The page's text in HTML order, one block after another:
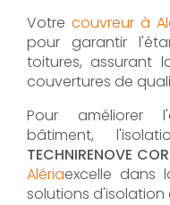
Votre couvreur à
pour garantir
toitures, assurant
couvertures de
Pour améliorer
bâtiment,
TECHNIRENOVE
Alériaexcelle dans
solutions d'isolation